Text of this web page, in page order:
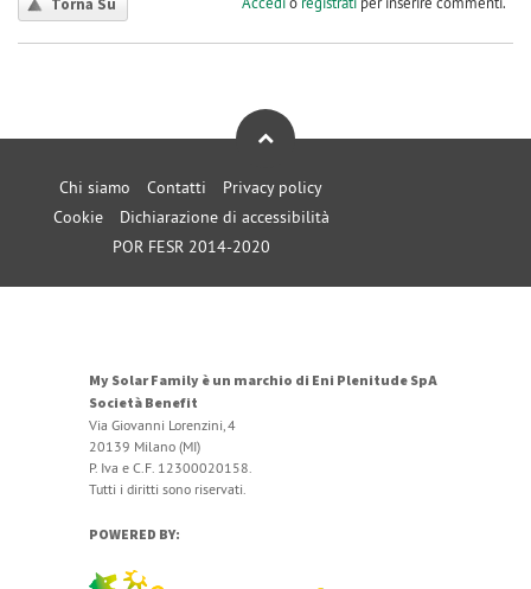
Torna Su
Chi siamo Contatti
Privacy policy
Cookie
Dichiarazione di accessibilità
POR FESR 2014-2020
My Solar Family è un marchio di Eni Plenitude SpA
Società Benefit
Via Giovanni Lorenzini, 4
20139 Milano (MI)
P. Iva e C.F. 12300020158.
Tutti i diritti sono riservati.
POWERED BY: